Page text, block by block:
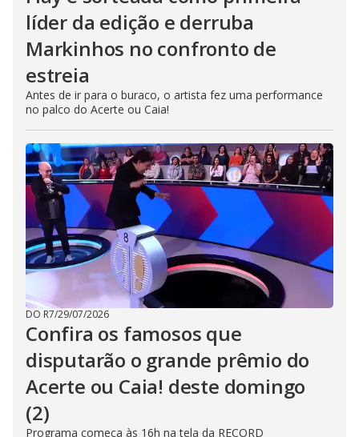
líder da edição e derruba
Markinhos no confronto de
estreia
Antes de ir para o buraco, o artista fez uma performance
no palco do Acerte ou Caia!
DO R7/29/07/2026
Confira os famosos que
disputarão o grande prêmio do
Acerte ou Caia! deste domingo
(2)
Programa começa às 16h na tela da RECORD